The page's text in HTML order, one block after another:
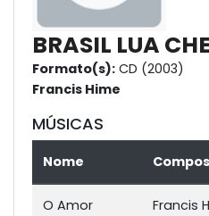
BRASIL LUA
Formato(s): CD (2003)
Francis Hime
MÚSICAS
Nome
O Amor
Francis